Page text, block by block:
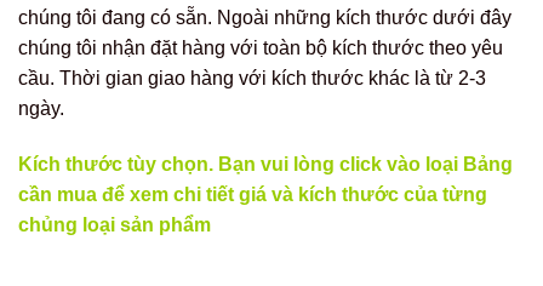
chúng tôi đang có sẵn. Ngoài những kích thước dưới đây
chúng tôi nhận đặt hàng với toàn bộ kích thước theo yêu
cầu. Thời gian giao hàng với kích thước khác là từ 2-3
ngày.
Kích thước tùy chọn. Bạn vui lòng click vào loại Bảng
cần mua để xem chi tiết giá và kích thước của từng
chủng loại sản phẩm